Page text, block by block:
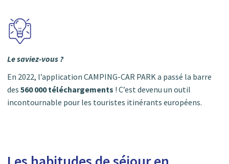
Le saviez-vous ?
En 2022, l’application CAMPING-CAR PARK a passé la barre
des 560 000 téléchargements ! C’est devenu un outil
incontournable pour les touristes itinérants européens.